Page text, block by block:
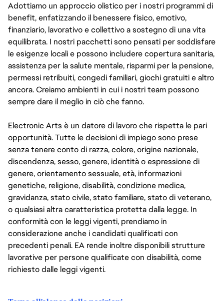
Adottiamo un approccio olistico per i nostri programmi di
benefit, enfatizzando il benessere fisico, emotivo,
finanziario, lavorativo e collettivo a sostegno di una vita
equilibrata. I nostri pacchetti sono pensati per soddisfare
le esigenze locali e possono includere copertura sanitaria,
assistenza per la salute mentale, risparmi per la pensione,
permessi retribuiti, congedi familiari, giochi gratuiti e altro
ancora. Creiamo ambienti in cui i nostri team possono
sempre dare il meglio in ciò che fanno.
Electronic Arts è un datore di lavoro che rispetta le pari
opportunità. Tutte le decisioni di impiego sono prese
senza tenere conto di razza, colore, origine nazionale,
discendenza, sesso, genere, identità o espressione di
genere, orientamento sessuale, età, informazioni
genetiche, religione, disabilità, condizione medica,
gravidanza, stato civile, stato familiare, stato di veterano,
o qualsiasi altra caratteristica protetta dalla legge. In
conformità con le leggi vigenti, prendiamo in
considerazione anche i candidati qualificati con
precedenti penali. EA rende inoltre disponibili strutture
lavorative per persone qualificate con disabilità, come
richiesto dalle leggi vigenti.